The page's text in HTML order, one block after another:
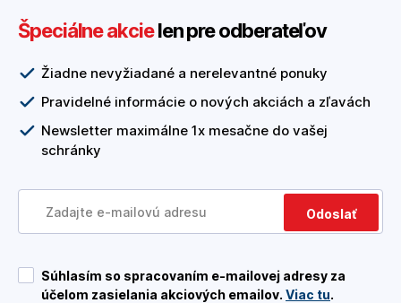
Špeciálne akcielen pre odberateľov
Žiadne nevyžiadané a nerelevantné ponuky
Pravidelné informácie o nových akciách a zľavách
Newsletter maximálne 1x mesačne do vašej
schránky
Odoslať
Súhlasím so spracovaním e-mailovej adresy za
účelom zasielania akciových emailov. Viac tu.